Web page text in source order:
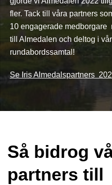
fler. Tack till våra partners
10 engagerade medborgare
till Almedalen och deltog i
rundabordssamtal!
Se Iris Almedalspartners
Så bidrog
partners till